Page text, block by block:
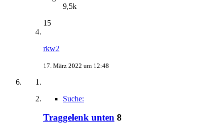
9,5k
15
rkw2
17. März 2022 um 12:48
Suche:
Traggelenk unten 8